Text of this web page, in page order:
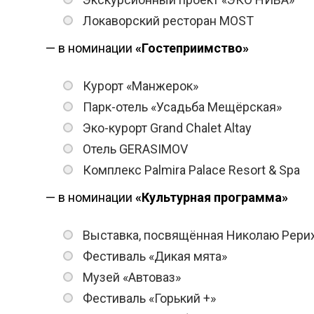
Локаворский ресторан MOST
— в номинации «Гостеприимство»
Курорт «Манжерок»
Парк-отель «Усадьба Мещёрская»
Эко-курорт Grand Chalet Altay
Отель GERASIMOV
Комплекс Palmira Palace Resort & Spa
— в номинации «Культурная программа»
Выставка, посвящённая Николаю
Фестиваль «Дикая мята»
Музей «Автоваз»
Фестиваль «Горький +»